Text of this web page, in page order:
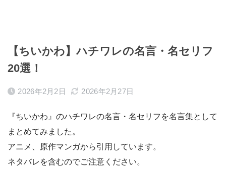
【ちいかわ】ハチワレの名言・名セリフ
20選！
2026年2月2日 2026年2月27日
『ちいかわ』のハチワレの名言・名セリフを名言集として
まとめてみました。
アニメ、原作マンガから引用しています。
ネタバレを含むのでご注意ください。